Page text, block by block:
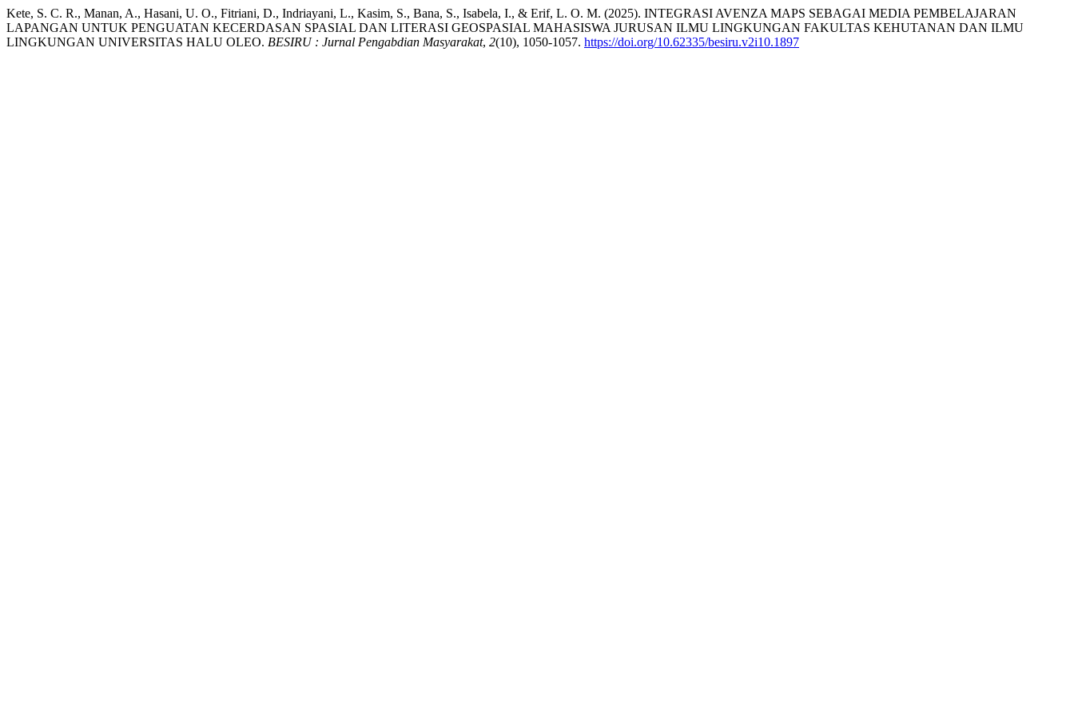
Kete, S. C. R., Manan, A., Hasani, U. O., Fitriani, D., Indriayani, L., Kasim, S., Bana, S., Isabela, I., & Erif, L. O. M. (2025). INTEGRASI AVENZA MAPS SEBAGAI MEDIA PEMBELAJARAN
LAPANGAN UNTUK PENGUATAN KECERDASAN SPASIAL DAN LITERASI GEOSPASIAL MAHASISWA JURUSAN ILMU LINGKUNGAN FAKULTAS KEHUTANAN DAN ILMU
LINGKUNGAN UNIVERSITAS HALU OLEO. BESIRU : Jurnal Pengabdian Masyarakat, 2(10), 1050-1057. https://doi.org/10.62335/besiru.v2i10.1897